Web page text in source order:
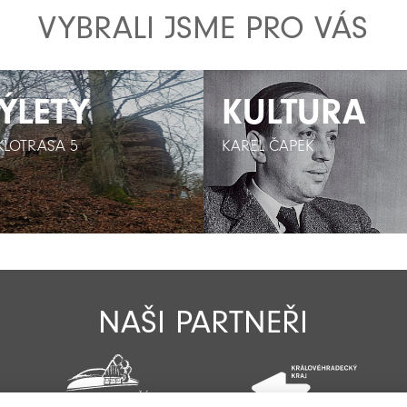
VYBRALI JSME PRO VÁS
5
5
KULTURA
KAREL ČAPEK
KULTURA
KAREL ČAPEK
NAŠI PARTNEŘI